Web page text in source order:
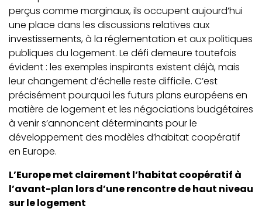
perçus comme marginaux, ils occupent aujourd’hui
une place dans les discussions relatives aux
investissements, à la réglementation et aux politiques
publiques du logement. Le défi demeure toutefois
évident : les exemples inspirants existent déjà, mais
leur changement d’échelle reste difficile. C’est
précisément pourquoi les futurs plans européens en
matière de logement et les négociations budgétaires
à venir s’annoncent déterminants pour le
développement des modèles d’habitat coopératif
en Europe.
L’Europe met clairement l’habitat coopératif à
l’avant-plan lors d’une rencontre de haut niveau
sur le logement